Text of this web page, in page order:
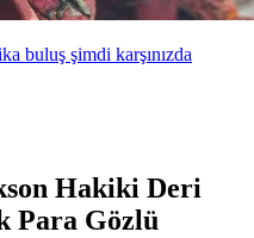
buluş şimdi karşınızda
Hakiki Deri
Para Gözlü